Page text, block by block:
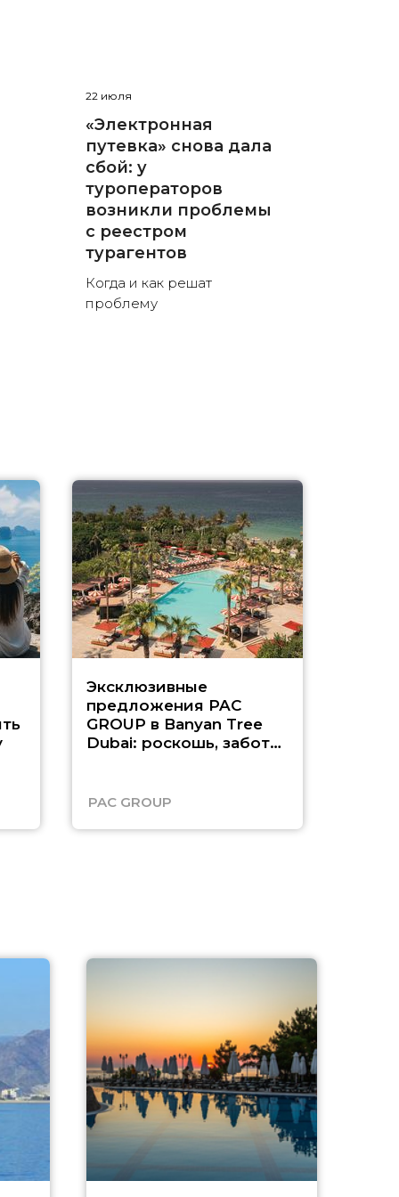
22 июля
«Электронная
путевка» снова дала
сбой: у
туроператоров
возникли проблемы
с реестром
турагентов
Когда и как решат
проблему
Эксклюзивные
предложения PAC
GROUP в Banyan Tree
Dubai: роскошь, забота
PAC GROUP